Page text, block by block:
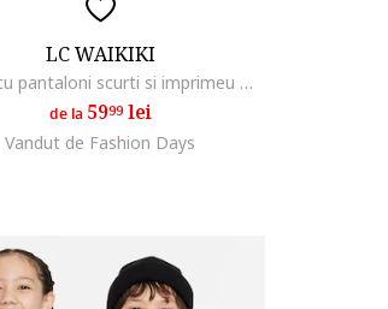
LC WAIKIKI
Pijama cu pantaloni scurti si imprimeu Minecraft, Verde deschis/Gri deschis melange
de la 5999lei
Vandut de Fashion Days